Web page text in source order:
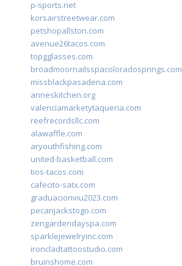
p-sports.net
korsairstreetwear.com
petshopallston.com
avenue26tacos.com
topgglasses.com
broadmoornailsspacoloradosprings.com
missblackpasadena.com
anneskitchen.org
valenciamarketytaqueria.com
reefrecordsllc.com
alawaffle.com
aryouthfishing.com
united-basketball.com
tios-tacos.com
cafecito-satx.com
graduacionviu2023.com
pecanjackstogo.com
zengardendayspa.com
sparklejewelryinc.com
ironcladtattoostudio.com
bruinshome.com